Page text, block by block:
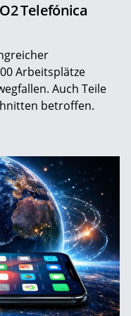
Telefónica
Arbeitsplätze
Auch Teile
betroffen.